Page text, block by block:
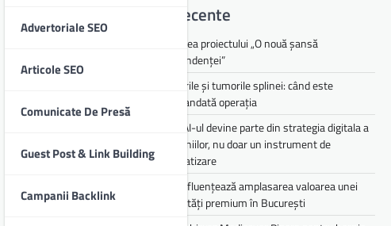
Advertoriale SEO
Articole SEO
Comunicate De Presă
Guest Post & Link Building
Campanii Backlink
Articole recente
Lansarea proiectului „O nouă șansă
independenței”
Chisturile și tumorile splinei: când este
recomandată operația
De ce AI-ul devine parte din strategia digitala a
companiilor, nu doar un instrument de
automatizare
Cum influențează amplasarea valoarea unei
proprietăți premium în București